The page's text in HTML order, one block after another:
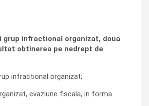
grup infractional organizat, doua
obtinerea pe nedrept de
infractional organizat;
evaziune fiscala, in forma